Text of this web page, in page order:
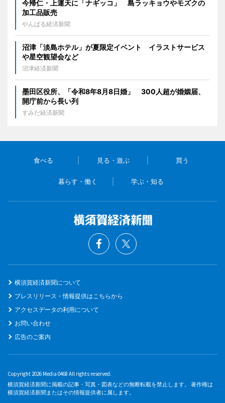
今帰仁・上運天に「ナギッコ」 島ラッキョウやモズクの
加工品販売
やんばる経済新聞
沼津「淡島ホテル」が夏限定イベント イラストサービス
や星空観望会など
沼津経済新聞
墨田区役所、「令和8年8月8日婚」 300人超が婚姻届、
開庁前から長い列
すみだ経済新聞
食べる 見る・遊ぶ 買う
暮らす・働く 学ぶ・知る
横須賀経済新聞について
プレスリリース・情報提供はこちらから
アクセスデータの利用について
お問い合わせ
広告のご案内
Copyright 2026 Media 0468 All rights reserved.
横須賀経済新聞に掲載の記事・写真・図表などの無断転載を禁止します。 著作権は
横須賀経済新聞またはその情報提供者に属します。